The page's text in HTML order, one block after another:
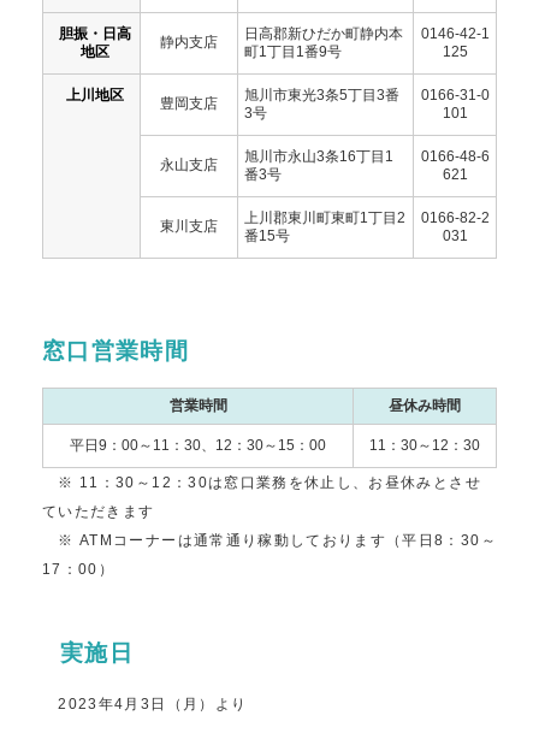
胆振・日高
地区
静内支店
日高郡新ひだか町静内本
町1丁目1番9号
0146-42-1
125
上川地区 豊岡支店
旭川市東光3条5丁目3番
3号
0166-31-0
101
永山支店
旭川市永山3条16丁目1
番3号
0166-48-6
621
東川支店
上川郡東川町東町1丁目2
番15号
0166-82-2
031
窓口営業時間
営業時間 昼休み時間
平日9：00～11：30、12：30～15：00 11：30～12：30
※ 11：30～12：30は窓口業務を休止し、お昼休みとさせ
ていただきます
※ ATMコーナーは通常通り稼動しております（平日8：30～
17：00）
実施日
2023年4月3日（月）より